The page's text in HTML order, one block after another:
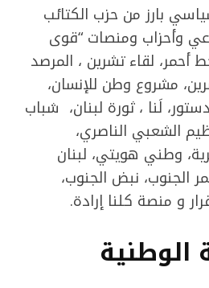
بارز من حزب الكتائب
وأحزاب ومنصات “قوى
أحمر، لقاء تشرين ، المرصد
عامية ١٧ تشرين، مشروع وطن للإنسان،
لَنا ، ثورة لبنان، شباب
الشعبي الناصري،
وطني هويتي، لبنان
الجنوب، نبض الجنوب،
و منصة كلنا إرادة.
الوطنية